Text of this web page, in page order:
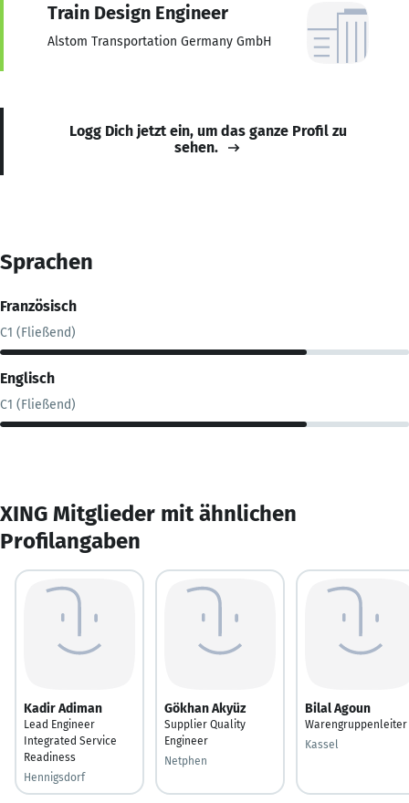
Train Design Engineer
Alstom Transportation Germany GmbH
Logg Dich jetzt ein, um das ganze Profil zu
sehen.
Sprachen
Französisch
C1 (Fließend)
Englisch
C1 (Fließend)
XING Mitglieder mit ähnlichen
Profilangaben
Kadir Adiman
Lead Engineer
Integrated Service
Readiness
Hennigsdorf
Gökhan Akyüz
Supplier Quality
Engineer
Netphen
Bilal Agoun
Warengruppenleiter
Kassel